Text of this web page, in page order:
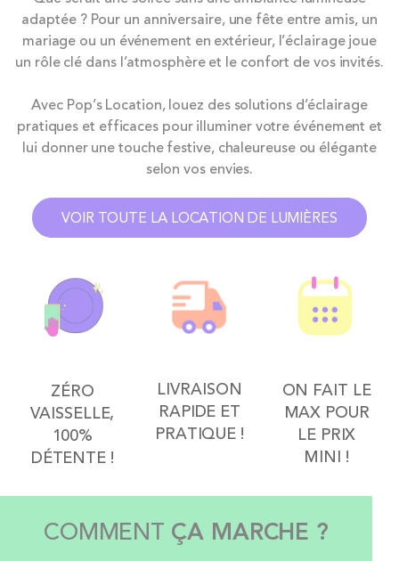
adaptée ? Pour un anniversaire, une fête entre amis, un
mariage ou un événement en extérieur, l’éclairage joue
un rôle clé dans l’atmosphère et le confort de vos invités.
Avec Pop’s Location, louez des solutions d’éclairage
pratiques et efficaces pour illuminer votre événement et
lui donner une touche festive, chaleureuse ou élégante
selon vos envies.
VOIR TOUTE LA LOCATION DE LUMIÈRES
ZÉRO
VAISSELLE,
100%
DÉTENTE !
LIVRAISON
RAPIDE ET
PRATIQUE !
ON FAIT LE
MAX POUR
LE PRIX
MINI !
COMMENT ÇA MARCHE ?